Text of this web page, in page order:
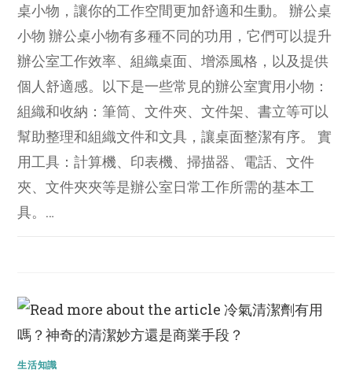
桌小物，讓你的工作空間更加舒適和生動。 辦公桌
小物 辦公桌小物有多種不同的功用，它們可以提升
辦公室工作效率、組織桌面、增添風格，以及提供
個人舒適感。以下是一些常見的辦公室實用小物：
組織和收納：筆筒、文件夾、文件架、書立等可以
幫助整理和組織文件和文具，讓桌面整潔有序。 實
用工具：計算機、印表機、掃描器、電話、文件
夾、文件夾夾等是辦公室日常工作所需的基本工
具。…
生活知識